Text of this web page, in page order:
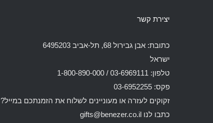
יצירת קשר
כתובת: אבן גבירול 68, תל-אביב 6495203
ישראל
טלפון: 03-6969111 / 1-800-890-000
פקס: 03-6952255
זקוקים לעזרה או מעוניינים לשלוח את הזמנתכם במייל?
כתבו לנו gifts@benezer.co.il